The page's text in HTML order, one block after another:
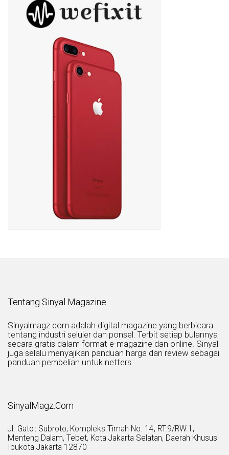
Tentang Sinyal Magazine
Sinyalmagz.com adalah digital magazine yang berbicara
tentang industri seluler dan ponsel. Terbit setiap bulannya
secara gratis dalam format e-magazine dan online. Sinyal
juga selalu menyajikan panduan harga dan review sebagai
panduan pembelian untuk netters
SinyalMagz.Com
Jl. Gatot Subroto, Kompleks Timah No. 14, RT.9/RW.1,
Menteng Dalam, Tebet, Kota Jakarta Selatan, Daerah Khusus
Ibukota Jakarta 12870